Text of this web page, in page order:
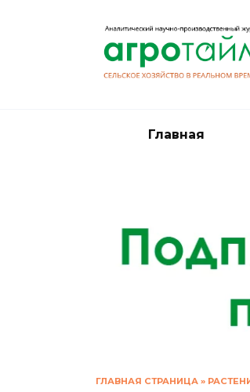
Главная
ГЛАВНАЯ СТРАНИЦА »